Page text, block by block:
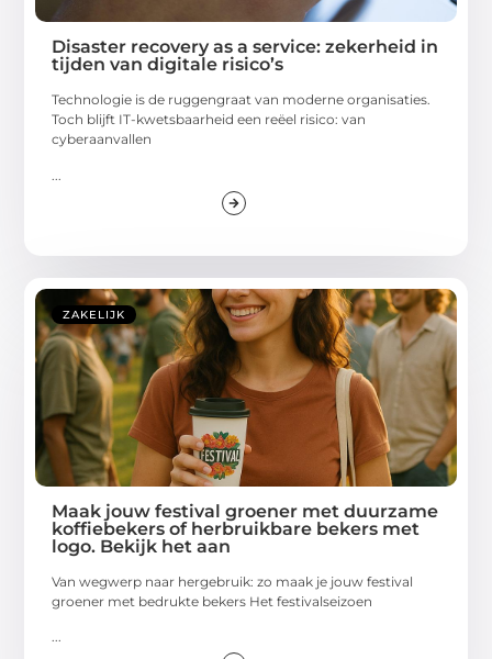
Disaster recovery as a service: zekerheid in
tijden van digitale risico’s
Technologie is de ruggengraat van moderne organisaties.
Toch blijft IT-kwetsbaarheid een reëel risico: van
cyberaanvallen
ZAKELIJK
Maak jouw festival groener met duurzame
koffiebekers of herbruikbare bekers met
logo. Bekijk het aan
Van wegwerp naar hergebruik: zo maak je jouw festival
groener met bedrukte bekers Het festivalseizoen
...